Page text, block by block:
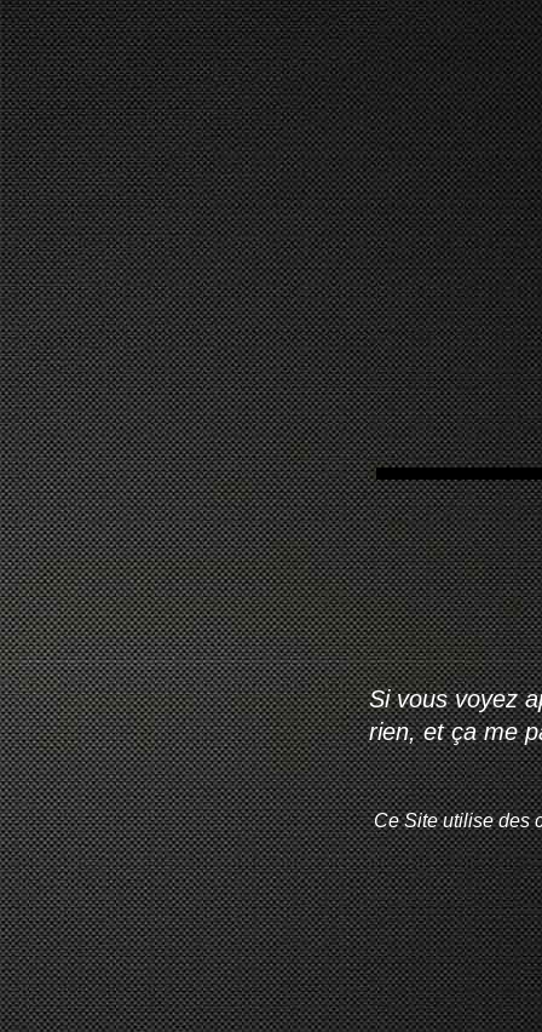
Si vous voyez
rien, et ça me
Ce Site utilise des